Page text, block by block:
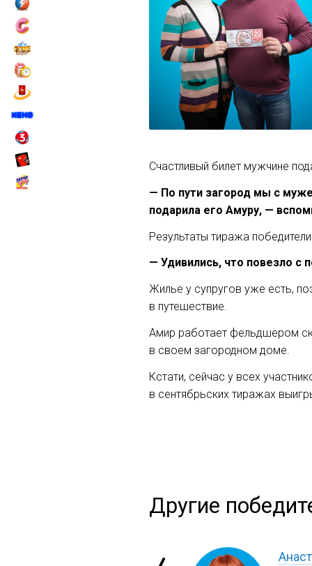
Счастливый билет мужчине
— По пути загород мы с
подарила его Амуру, —
Результаты тиража
— Удивились, что повезло с
Жилье у супругов уже есть,
в путешествие.
Амир работает фельдшером
в своем загородном доме.
Кстати, сейчас у всех
в сентябрьских тиражах
Другие